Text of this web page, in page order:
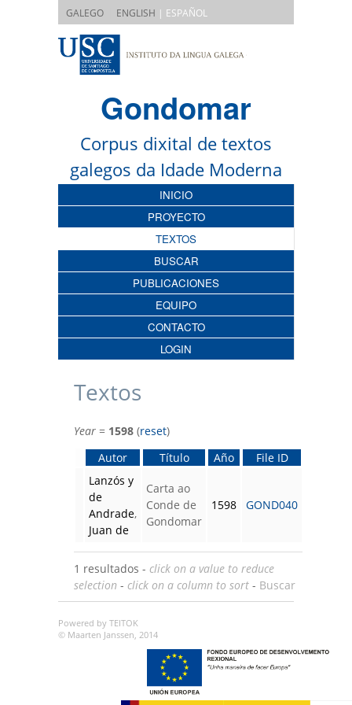
GALEGO ENGLISH | ESPAÑOL
Gondomar
Corpus dixital de textos
galegos da Idade Moderna
INICIO
PROYECTO
TEXTOS
BUSCAR
PUBLICACIONES
EQUIPO
CONTACTO
LOGIN
Textos
Year = 1598 (reset)
Autor
Título Año
File ID
Lanzós y
de
Andrade,
Juan de
Carta ao
Conde de
Gondomar
1598 GOND040
1 resultados - click on a value to reduce
selection - click on a column to sort - Buscar
Powered by TEITOK
© Maarten Janssen, 2014